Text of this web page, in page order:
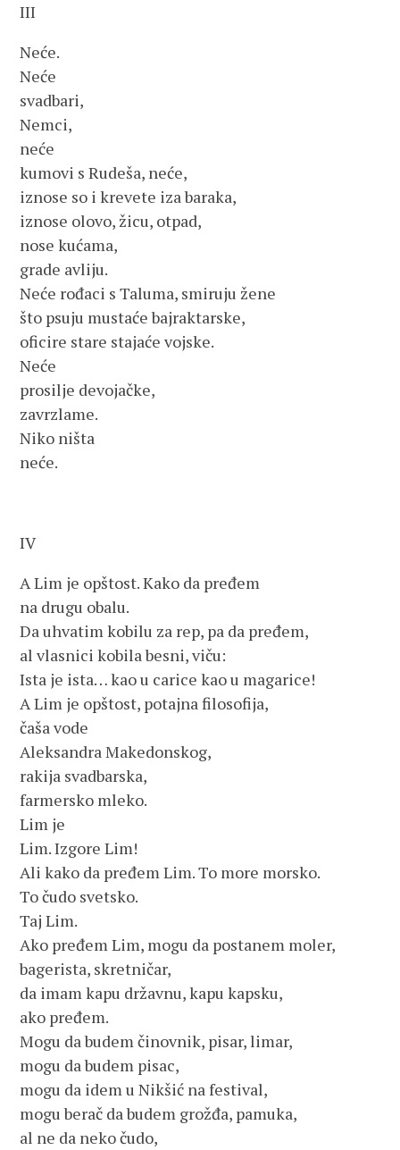
III
Neće.
Neće
svadbari,
Nemci,
neće
kumovi s Rudeša, neće,
iznose so i krevete iza baraka,
iznose olovo, žicu, otpad,
nose kućama,
grade avliju.
Neće rođaci s Taluma, smiruju žene
što psuju mustaće bajraktarske,
oficire stare stajaće vojske.
Neće
prosilje devojačke,
zavrzlame.
Niko ništa
neće.
IV
A Lim je opštost. Kako da pređem
na drugu obalu.
Da uhvatim kobilu za rep, pa da pređem,
al vlasnici kobila besni, viču:
Ista je ista… kao u carice kao u magarice!
A Lim je opštost, potajna filosofija,
čaša vode
Aleksandra Makedonskog,
rakija svadbarska,
farmersko mleko.
Lim je
Lim. Izgore Lim!
Ali kako da pređem Lim. To more morsko.
To čudo svetsko.
Taj Lim.
Ako pređem Lim, mogu da postanem moler,
bagerista, skretničar,
da imam kapu državnu, kapu kapsku,
ako pređem.
Mogu da budem činovnik, pisar, limar,
mogu da budem pisac,
mogu da idem u Nikšić na festival,
mogu berač da budem grožđa, pamuka,
al ne da neko čudo,